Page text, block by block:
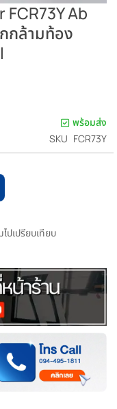
Ab
กล้ามท้อง
พร้อมส่ง
SKU FCR73Y
ไปเปรียบเทียบ